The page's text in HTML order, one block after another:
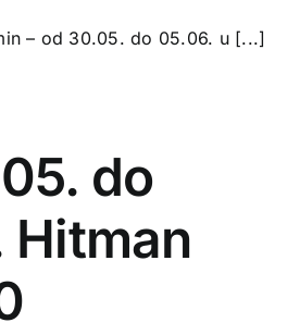
– od 30.05. do 05.06. u [...]
do
Hitman